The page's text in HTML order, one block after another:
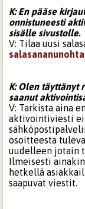
K: En pääse
onnistuneesti
sisälle sivustolle.
V: Tilaa uusi
K: Olen täyttänyt
saanut
V: Tarkista aina
aktivointiviesti ei
osoitteesta
uudelleen jotain
Ilmeisesti
hetkellä
saapuvat viestit.